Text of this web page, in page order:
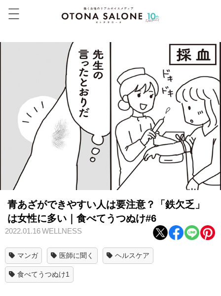
青あざができやすい人は要注意？「鉄欠乏」
は女性に多い｜食べてうつぬけ#6
2022.01.16WELLNESS
マンガ 医師に聞く ヘルスケア
食べてうつぬけ1